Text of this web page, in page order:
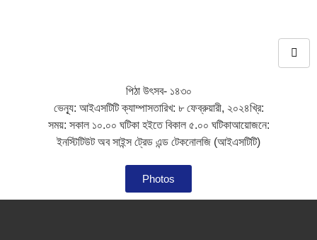
পিঠা উৎসব- ১৪৩০
ভেন্যূ: আইএসটিটি ক্যাম্পাসতারিখ: ৮ ফেব্রুয়ারী, ২০২৪খ্রি:
সময়: সকাল ১০.০০ ঘটিকা হইতে বিকাল ৫.০০ ঘটিকাআয়োজনে:
ইনস্টিটিউট অব সাইন্স ট্রেড এন্ড টেকনোলজি (আইএসটিটি)
Photos